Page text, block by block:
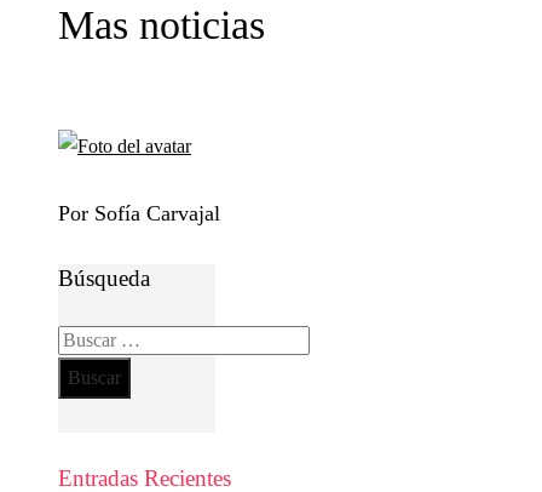
Mas noticias
Por Sofía Carvajal
Búsqueda
Buscar:
Entradas Recientes